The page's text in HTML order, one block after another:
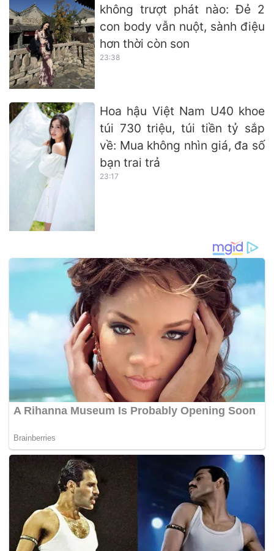
không trượt phát nào: Đẻ 2
con body vẫn nuột, sành điệu
hơn thời còn son
23:38
Hoa hậu Việt Nam U40 khoe
túi 730 triệu, túi tiền tỷ sắp
về: Mua không nhìn giá, đa số
bạn trai trả
23:17